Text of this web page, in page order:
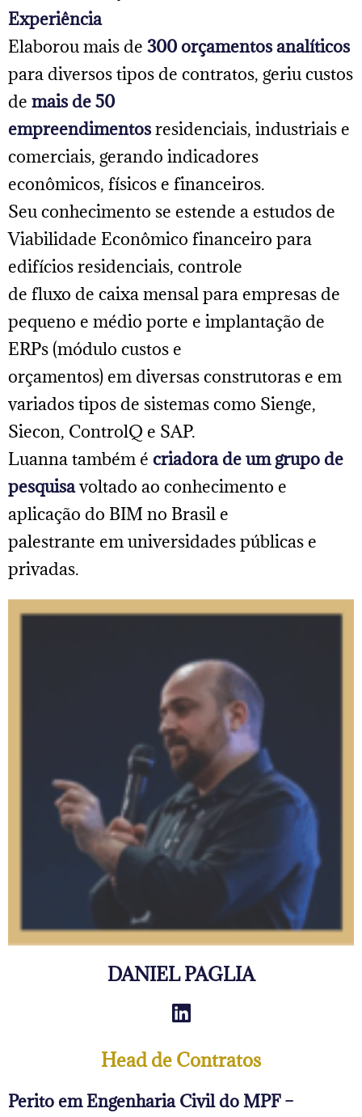
Experiência
Elaborou mais de 300 orçamentos analíticos
para diversos tipos de contratos, geriu custos
de mais de 50
empreendimentosresidenciais, industriais e
comerciais, gerando indicadores
econômicos, físicos e financeiros.
Seu conhecimento se estende a estudos de
Viabilidade Econômico financeiro para
edifícios residenciais, controle
de fluxo de caixa mensal para empresas de
pequeno e médio porte e implantação de
ERPs (módulo custos e
orçamentos) em diversas construtoras e em
variados tipos de sistemas como Sienge,
Siecon, ControlQ e SAP.
Luanna também é criadora de um grupo de
pesquisavoltado ao conhecimento e
aplicação do BIM no Brasil e
palestrante em universidades públicas e
privadas.
DANIEL PAGLIA
Head de Contratos
Perito em Engenharia Civil do MPF –